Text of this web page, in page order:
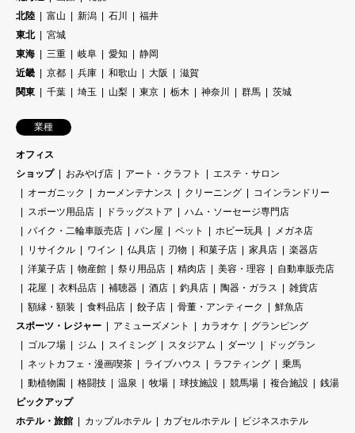
北陸
富山 新潟 石川
福井
東北
宮城
東海
三重 岐阜 愛知
静岡
近畿
京都 兵庫 和歌山 大阪
滋賀
関東
千葉 埼玉 山梨 東京 栃木 神奈川 群馬 茨城
業種
オフィス
ショップ
おみやげ店 アート・クラフト
エステ・サロン
オーガニック
カーメンテナンス クリーニング
コインランドリー
スポーツ用品店
ドラッグストア
ハム・ソーセージ専門店
バイク・二輪車販売店
パン屋 ペット ホビー玩具
メガネ店
リサイクル
ワイン 仏具店 刃物 和菓子店 家具店
楽器店
洋菓子店
物産館 祭り用品店 精肉店 美容・理容
自動車販売店
花屋
衣料品店 補聴器 酒店 釣具店 陶器・ガラス
雑貨店
額縁・額装
食料品店 餃子店 骨董・アンティーク
鮮魚店
スポーツ・レジャー
アミューズメント カラオケ
グランピング
ゴルフ場
ジム スイミング スタジアム ダーツ
ドッグラン
ネットカフェ・漫画喫茶
ライブハウス ラフティング
乗馬
動植物園
格闘技 温泉 牧場 球技施設 競馬場 複合施設
銭湯
ピックアップ
ホテル・旅館
カップルホテル カプセルホテル
ビジネスホテル